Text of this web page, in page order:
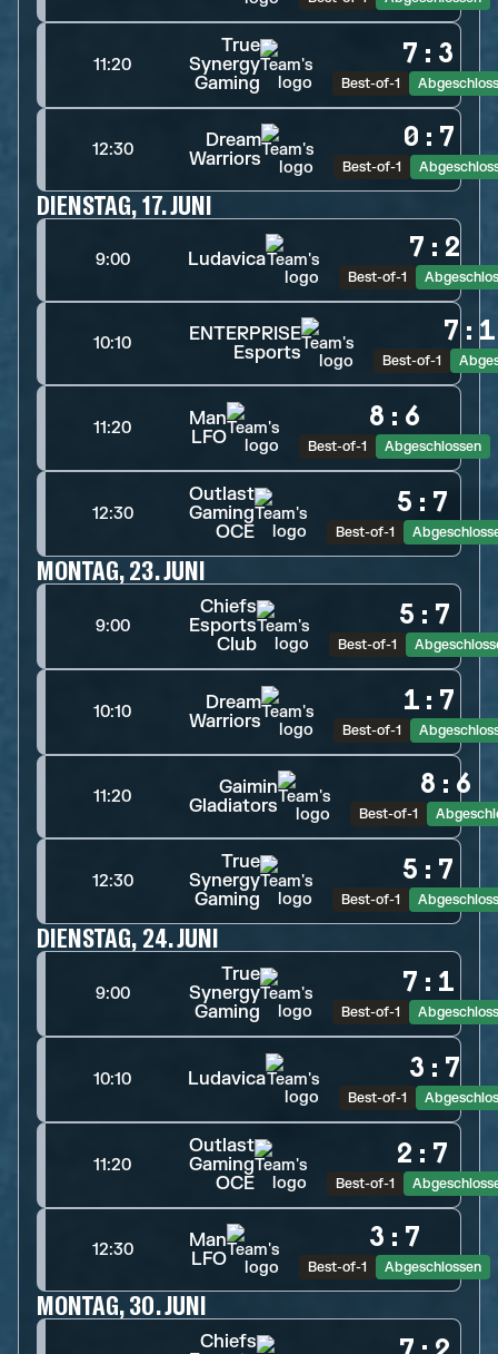
11:20
True
Synergy
Gaming
7 : 3
Best-of-1
12:30
Dream
Warriors
0 : 7
Best-of-1
DIENSTAG, 17. JUNI
9:00 Ludavica 7 : 2
Best-of-1
10:10
ENTERPRISE
Esports
7 : 1
Best-of-1
11:20
Man
LFO
8 : 6
Best-of-1 Abgeschlossen
12:30
Outlast
Gaming
OCE
5 : 7
Best-of-1
MONTAG, 23. JUNI
9:00
Chiefs
Esports
Club
5 : 7
Best-of-1
10:10
Dream
Warriors
1 : 7
Best-of-1
11:20
Gaimin
Gladiators
8 : 6
Best-of-1
12:30
True
Synergy
Gaming
5 : 7
Best-of-1
DIENSTAG, 24. JUNI
9:00
True
Synergy
Gaming
7 : 1
Best-of-1
10:10 Ludavica 3 : 7
Best-of-1
11:20
Outlast
Gaming
OCE
2 : 7
Best-of-1
12:30
Man
LFO
3 : 7
Best-of-1 Abgeschlossen
MONTAG, 30. JUNI
Chiefs